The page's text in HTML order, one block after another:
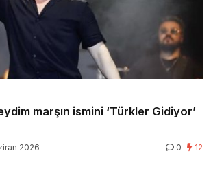
marşın ismini ‘Türkler Gidiyor’
2026 0 12